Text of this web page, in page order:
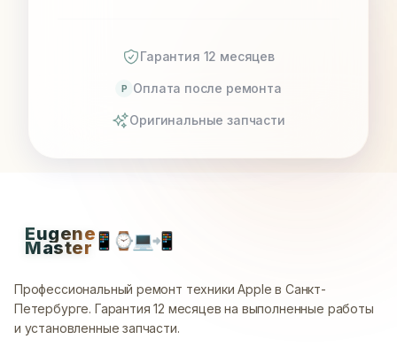
Гарантия 12 месяцев
P Оплата после ремонта
Оригинальные запчасти
Eugene
Master📱 ⌚💻📲
Профессиональный ремонт техники Apple в Санкт-
Петербурге. Гарантия 12 месяцев на выполненные работы
и установленные запчасти.